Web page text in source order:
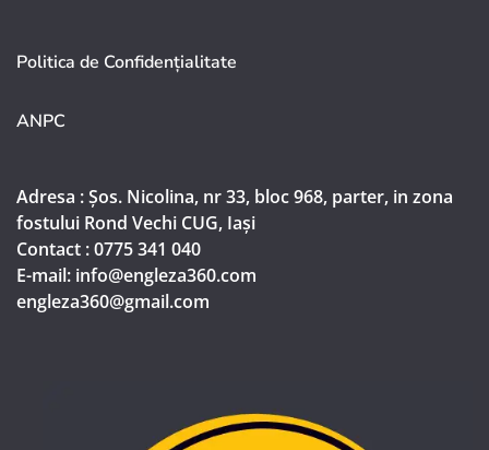
Politica de Confidențialitate
ANPC
Adresa : Șos. Nicolina, nr 33, bloc 968, parter, in zona
fostului Rond Vechi CUG, Iași
Contact : 0775 341 040
E-mail: info@engleza360.com​
engleza360@gmail.com​